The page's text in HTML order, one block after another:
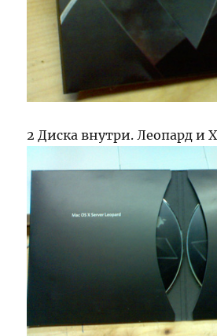
2 Диска внутри. Леопард и